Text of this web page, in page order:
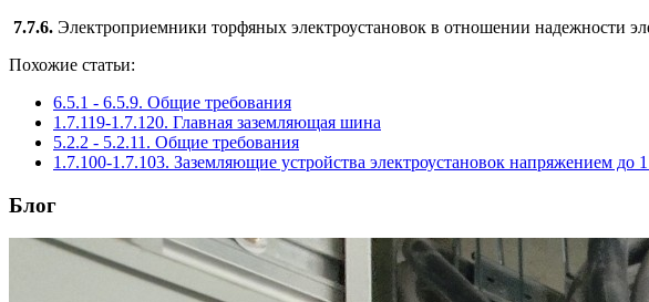
7.7.6. Электроприемники торфяных электроустановок в отношении надежности
Похожие статьи:
6.5.1 - 6.5.9. Общие требования
1.7.119-1.7.120. Главная заземляющая шина
5.2.2 - 5.2.11. Общие требования
1.7.100-1.7.103. Заземляющие устройства электроустановок напряжением до
Блог